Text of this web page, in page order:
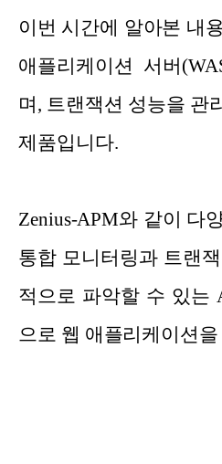
이번 시간에 알아본 내
애플리케이션 서버
며, 트랜잭션 성능을 관
제품입니다.
Zenius-APM와 같이 다
통합 모니터링과 트랜
적으로 파악할 수 있는
으로 웹 애플리케이션